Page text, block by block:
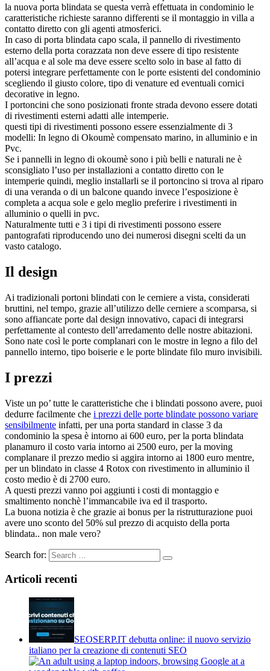
la nuova porta blindata se questa verrà effettuata in condominio le
caratteristiche richieste saranno differenti se il montaggio in villa a
contatto diretto con gli agenti atmosferici.
In caso di porta blindata capo scala, il pannello di rivestimento
esterno della porta corazzata non deve essere di tipo resistente
all’acqua e al sole ma deve essere scelto solo in base al fatto di
potersi integrare perfettamente con le porte esistenti del condominio
scegliendo il giusto colore, tipo di venature ed eventuali cornici
decorative in legno.
I portoncini che sono posizionati fronte strada devono essere dotati
di rivestimenti esterni adatti alle intemperie.
questi tipi di rivestimenti possono essere essenzialmente di 3
modelli: In legno di Okoumè compensato marino, in alluminio e in
Pvc.
Se i pannelli in legno di okoumè sono i più belli e naturali ne è
sconsigliato l’uso per installazioni a contatto diretto con le
intemperie quindi, meglio installarli se il portoncino si trova al riparo
di una veranda o di un balcone quando invece l’esposizione è
completa a acqua sole e gelo meglio preferire i rivestimenti in
alluminio o quelli in pvc.
Naturalmente tutti e 3 i tipi di rivestimenti possono essere
pantografati riproducendo uno dei numerosi disegni scelti da un
vasto catalogo.
Il design
Ai tradizionali portoni blindati con le cerniere a vista, considerati
bruttini, nel tempo, grazie all’utilizzo delle cerniere a scomparsa, si
sono affiancate porte dal design innovativo, capaci di integrarsi
perfettamente al contesto dell’arredamento delle nostre abitazioni.
Sono nate così le porte complanari con le mostre in legno a filo del
pannello interno, tipo boiserie e le porte blindate filo muro invisibili.
I prezzi
Viste un po’ tutte le caratteristiche che i blindati possono avere, puoi
dedurre facilmente che i prezzi delle porte blindate possono variare
sensibilmente infatti, per una porta standard in classe 3 da
condominio la spesa è intorno ai 600 euro, per la porta blindata
planamuro il costo varia intorno ai 2500 euro, per la moving
complanare il prezzo medio si aggira intorno ai 1800 euro mentre,
per un blindato in classe 4 Rotox con rivestimento in alluminio il
costo medio è di 2700 euro.
A questi prezzi vanno poi aggiunti i costi di montaggio e
smaltimento nonchè l’immancabile iva ed il trasporto.
La buona notizia è che grazie ai bonus per la ristrutturazione puoi
avere uno sconto del 50% sul prezzo di acquisto della porta
blindata.. non male vero?
Search for:
Articoli recenti
SEOSERP.IT debutta online: il nuovo servizio
italiano per la creazione di contenuti SEO